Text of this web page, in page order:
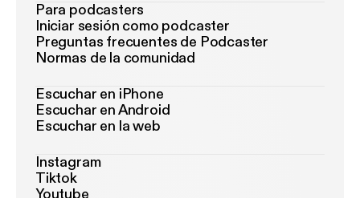
Para podcasters
Iniciar sesión como podcaster
Preguntas frecuentes de Podcaster
Normas de la comunidad
Escuchar en iPhone
Escuchar en Android
Escuchar en la web
Instagram
Tiktok